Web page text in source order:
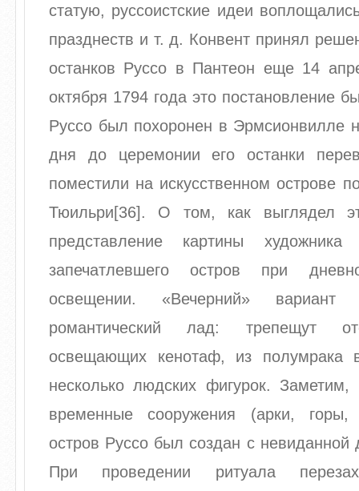
статую, руссоистские идеи
празднеств и т. д. Конвент принял
останков Руссо в Пантеон еще 14
октября 1794 года это постановление
Руссо был похоронен в Эрмсионвилле
дня до церемонии его останки
поместили на искусственном острове
Тюильри[36]. О том, как выглядел
представление картины
запечатлевшего остров при
освещении. «Вечерний» вариант
романтический лад: трепещут
освещающих кенотаф, из полумрака
несколько людских фигурок. Заметим,
временные сооружения (арки,
остров Руссо был создан с невиданной
При проведении ритуала